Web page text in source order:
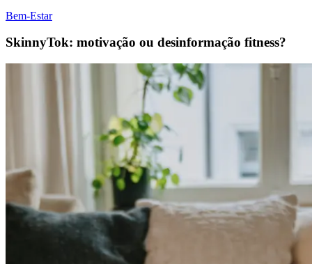
Bem-Estar
SkinnyTok: motivação ou desinformação fitness?